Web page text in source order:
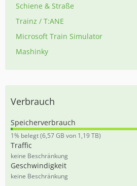
Schiene & Straße
Trainz / T:ANE
Microsoft Train Simulator
Mashinky
Verbrauch
Speicherverbrauch
0
,
5
5
%
1% belegt (6,57 GB von 1,19 TB)
Traffic
keine Beschränkung
Geschwindigkeit
keine Beschränkung